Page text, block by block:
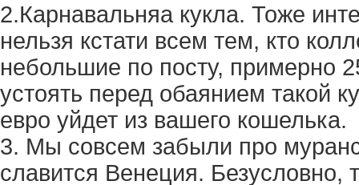
2.Карнавальняа кукла. Тоже
нельзя кстати всем тем, кто
небольшие по посту, примерно
устоять перед обаянием такой
евро уйдет из вашего кошелька.
3. Мы совсем забыли про
славится Венеция. Безусловно,